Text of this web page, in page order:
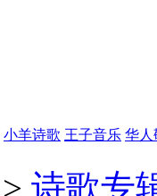
小羊诗歌 王子音乐 华人
> 诗歌专